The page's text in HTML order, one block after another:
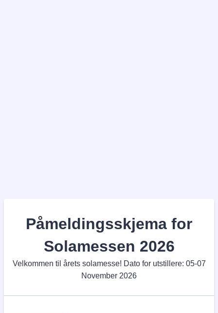
Påmeldingsskjema for
Solamessen 2026
Velkommen til årets solamesse! Dato for utstillere: 05-07
November 2026